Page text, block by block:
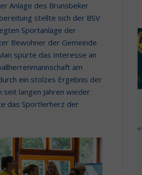
Anlage des Brunsbeker
stellte sich der BSV
Sportanlage der
Bewohner der Gemeinde
spürte das Interesse an
am
ein stolzes Ergebnis der
seit langen Jahren wieder
das Sportlerherz der